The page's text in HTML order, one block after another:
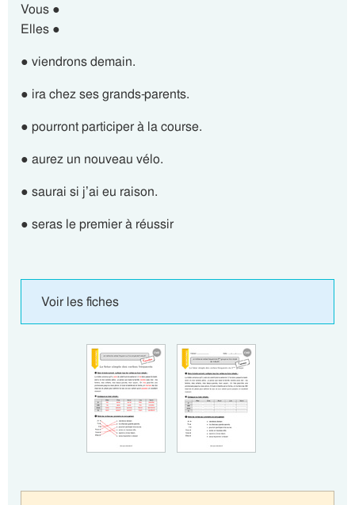
Vous ●
Elles ●
● viendrons demain.
● ira chez ses grands-parents.
● pourront participer à la course.
● aurez un nouveau vélo.
● saurai si j’ai eu raison.
● seras le premier à réussir
Voir les fiches